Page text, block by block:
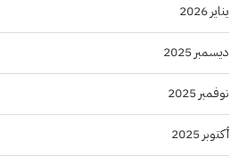
يناير 2026
ديسمبر 2025
نوفمبر 2025
أكتوبر 2025